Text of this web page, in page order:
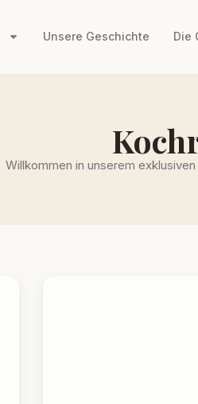
Unsere Geschichte Die
Willkommen in unserem